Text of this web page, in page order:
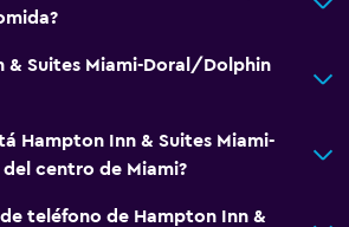
& Suites Miami-Doral/Dolphin
Hampton Inn & Suites Miami-
centro de Miami?
teléfono de Hampton Inn &